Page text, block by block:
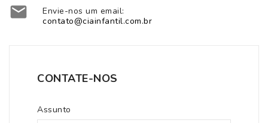

Envie-nos um email:
contato@ciainfantil.com.br
CONTATE-NOS
Assunto